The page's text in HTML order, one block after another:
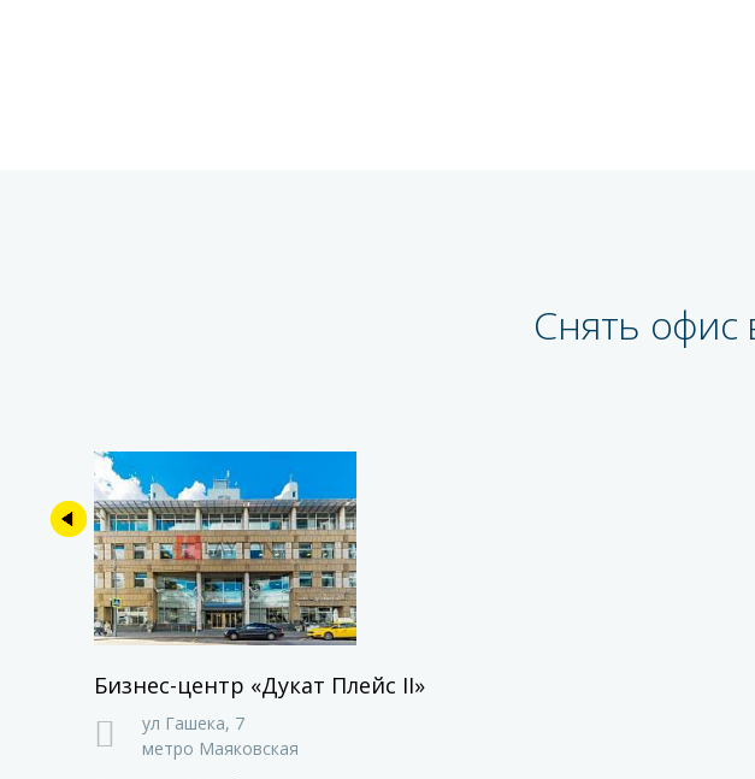
Снять офис
Бизнес-центр «Дукат Плейс II»
ул Гашека, 7
метро Маяковская